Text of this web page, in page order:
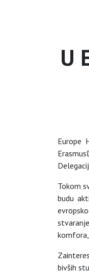
U
Europe
Tokom
budu
bivših